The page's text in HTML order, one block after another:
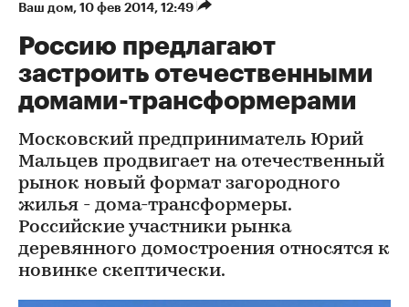
Ваш дом⁠, 10 фев 2014, 12:49
Россию предлагают
застроить отечественными
домами-трансформерами
Московский предприниматель Юрий
Мальцев продвигает на отечественный
рынок новый формат загородного
жилья - дома-трансформеры.
Российские участники рынка
деревянного домостроения относятся к
новинке скептически.